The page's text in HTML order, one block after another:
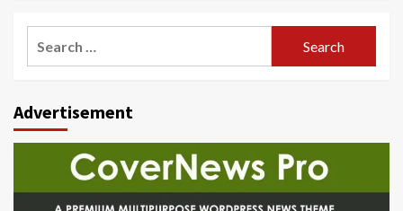
Advertisement